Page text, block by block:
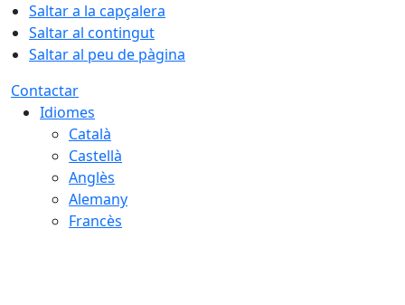
Saltar a la capçalera
Saltar al contingut
Saltar al peu de pàgina
Contactar
Idiomes
Català
Castellà
Anglès
Alemany
Francès